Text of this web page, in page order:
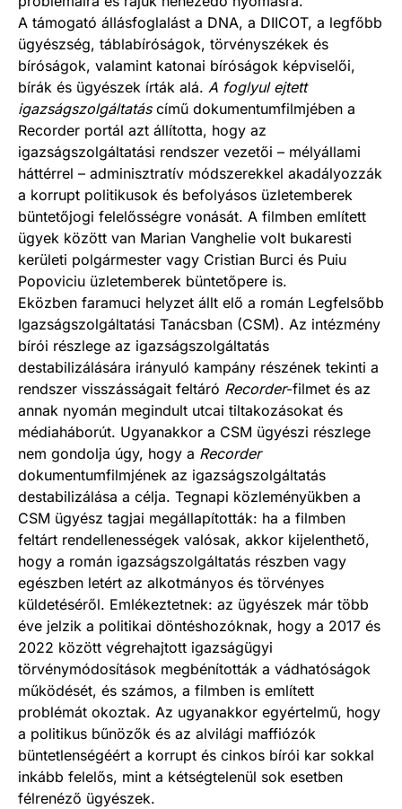
A támogató állásfoglalást a DNA, a DIICOT, a legfőbb
ügyészség, táblabíróságok, törvényszékek és
bíróságok, valamint katonai bíróságok képviselői,
bírák és ügyészek írták alá. A foglyul ejtett
igazságszolgáltatáscímű dokumentumfilmjében a
Recorder portál azt állította, hogy az
igazságszolgáltatási rendszer vezetői – mélyállami
háttérrel – adminisztratív módszerekkel akadályozzák
a korrupt politikusok és befolyásos üzletemberek
büntetőjogi felelősségre vonását. A filmben említett
ügyek között van Marian Vanghelie volt bukaresti
kerületi polgármester vagy Cristian Burci és Puiu
Popoviciu üzletemberek büntetőpere is.
Eközben faramuci helyzet állt elő a román Legfelsőbb
Igazságszolgáltatási Tanácsban (CSM). Az intézmény
bírói részlege az igazságszolgáltatás
destabilizálására irányuló kampány részének tekinti a
rendszer visszásságait feltáró Recorder-filmet és az
annak nyomán megindult utcai tiltakozásokat és
médiaháborút. Ugyanakkor a CSM ügyészi részlege
nem gondolja úgy, hogy a Recorder
dokumentumfilmjének az igazságszolgáltatás
destabilizálása a célja. Tegnapi közleményükben a
CSM ügyész tagjai megállapították: ha a filmben
feltárt rendellenességek valósak, akkor kijelenthető,
hogy a román igazságszolgáltatás részben vagy
egészben letért az alkotmányos és törvényes
küldetéséről. Emlékeztetnek: az ügyészek már több
éve jelzik a politikai döntéshozóknak, hogy a 2017 és
2022 között végrehajtott igazságügyi
törvénymódosítások megbénították a vádhatóságok
működését, és számos, a filmben is említett
problémát okoztak. Az ugyanakkor egyértelmű, hogy
a politikus bűnözők és az alvilági maffiózók
büntetlenségéért a korrupt és cinkos bírói kar sokkal
inkább felelős, mint a kétségtelenül sok esetben
félrenéző ügyészek.